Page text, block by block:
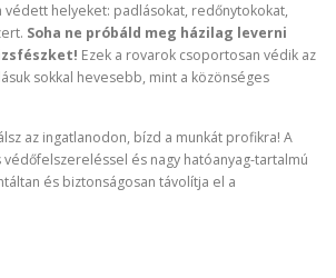
védett helyeket: padlásokat, redőnytokokat,
Soha ne próbáld meg házilag leverni
Ezek a rovarok csoportosan védik az
sokkal hevesebb, mint a közönséges
az ingatlanodon, bízd a munkát profikra! A
védőfelszereléssel és nagy hatóanyag-tartalmú
és biztonságosan távolítja el a